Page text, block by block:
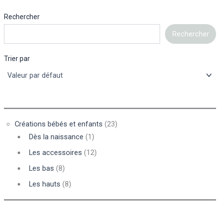
Rechercher
Rechercher
Trier par
Créations bébés et enfants (23)
Dès la naissance (1)
Les accessoires (12)
Les bas (8)
Les hauts (8)